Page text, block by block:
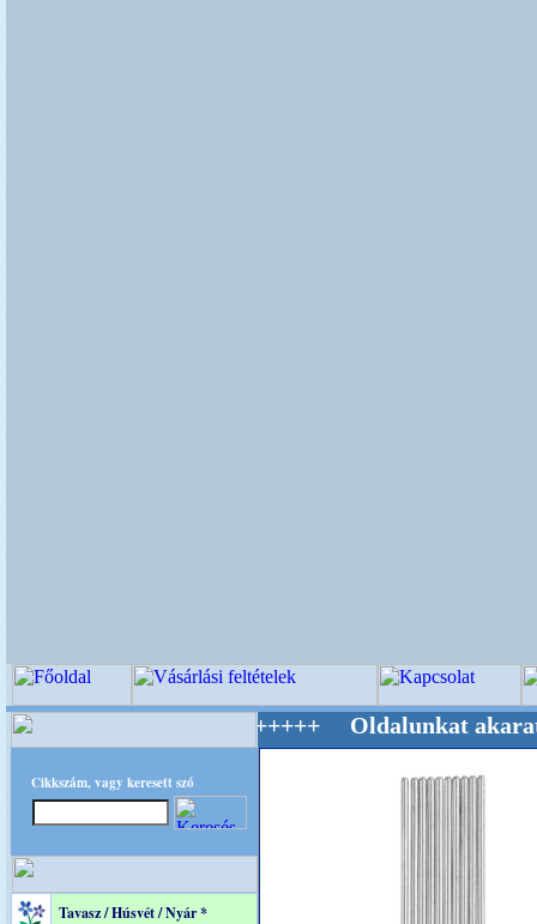
Cikkszám, vagy keresett szó
Tavasz / Húsvét / Nyár *
Mestere! +++++++ Oldalunkat akarattal